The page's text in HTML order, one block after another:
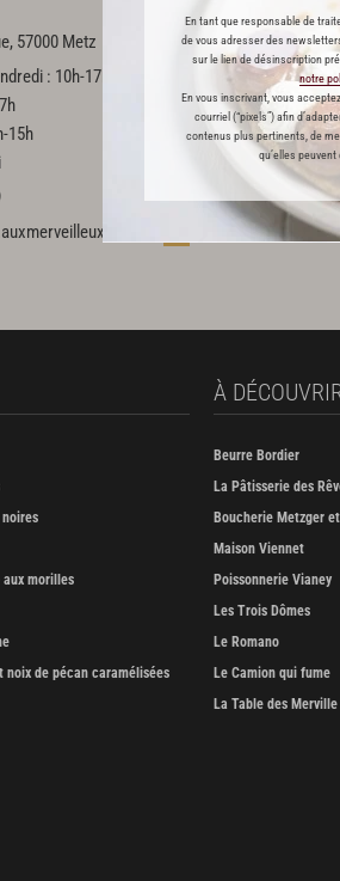
En tant que responsable de
de vous adresser des
sur le lien de désinscription
notre
En vous inscrivant, vous
courriel (“pixels”) afin
contenus plus pertinents, de
qu’elles
57000 Metz
: 10h-17h
15h
Facebook
aux morilles
noix de pécan caramélisées
À
Beurre Bordier
La Pâtisserie des
Boucherie Metzger
Maison Viennet
Poissonnerie Vianey
Les Trois Dômes
Le Romano
Le Camion qui fume
La Table des Merville